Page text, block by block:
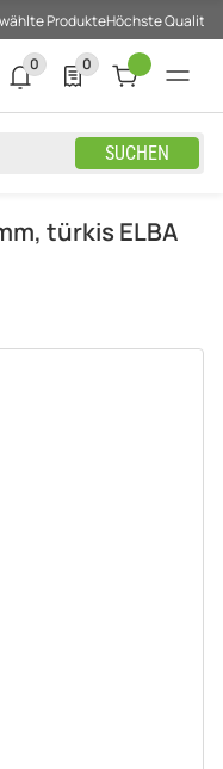
ProdukteHöchste Qualität
SUCHEN
0
0 neue Notifizierungen
0
0 Produkte in der
türkis ELBA